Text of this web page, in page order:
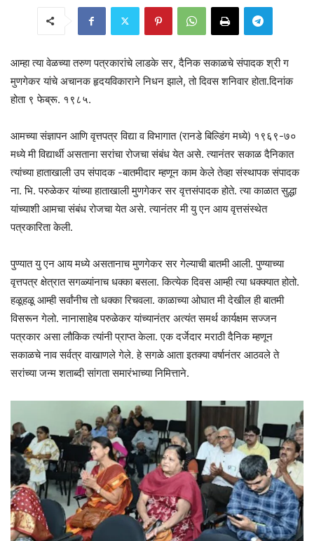
आम्हा त्या वेळच्या तरुण पत्रकारांचे लाडके सर, दैनिक सकाळचे संपादक श्री ग
मुणगेकर यांचे अचानक हृदयविकाराने निधन झाले, तो दिवस शनिवार होता.दिनांक
होता ९ फेब्रू. १९८५.
आमच्या संज्ञापन आणि वृत्तपत्र विद्या व विभागात (रानडे बिल्डिंग मध्ये) १९६९-७०
मध्ये मी विद्यार्थी असताना सरांचा रोजचा संबंध येत असे. त्यानंतर सकाळ दैनिकात
त्यांच्या हाताखाली उप संपादक -बातमीदार म्हणून काम केले तेव्हा संस्थापक संपादक
ना. भि. परुळेकर यांच्या हाताखाली मुणगेकर सर वृत्तसंपादक होते. त्या काळात सुद्धा
यांच्याशी आमचा संबंध रोजचा येत असे. त्यानंतर मी यु एन आय वृत्तसंस्थेत
पत्रकारिता केली.
पुण्यात यु एन आय मध्ये असतानाच मुणगेकर सर गेल्याची बातमी आली. पुण्याच्या
वृत्तपत्र क्षेत्रात सगळ्यांनाच धक्का बसला. कित्येक दिवस आम्ही त्या धक्क्यात होतो.
हळूहळू आम्ही सर्वांनीच तो धक्का रिचवला. काळाच्या ओघात मी देखील ही बातमी
विसरून गेलो. नानासाहेब परुळेकर यांच्यानंतर अत्यंत समर्थ कार्यक्षम सज्जन
पत्रकार असा लौकिक त्यांनी प्राप्त केला. एक दर्जेदार मराठी दैनिक म्हणून
सकाळचे नाव सर्वत्र वाखाणले गेले. हे सगळे आता इतक्या वर्षानंतर आठवले ते
सरांच्या जन्म शताब्दी सांगता समारंभाच्या निमित्ताने.